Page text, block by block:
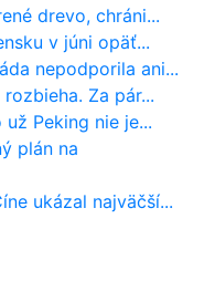
drevo, chráni...
v júni opäť...
nepodporila ani...
Za pár...
Peking nie je...
plán na
ukázal najväčší...